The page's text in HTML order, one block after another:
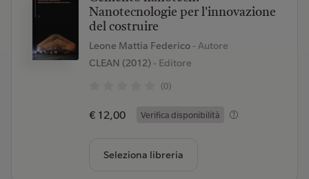
Nanotecnologie per l'innovazione
del costruire
Leone Mattia Federico - Autore
CLEAN (2012)- Editore
(0)
€ 12,00 Verifica disponibilità
Seleziona libreria